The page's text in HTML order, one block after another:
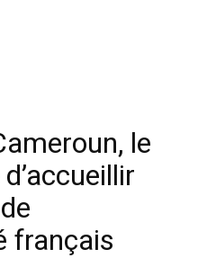
le
français